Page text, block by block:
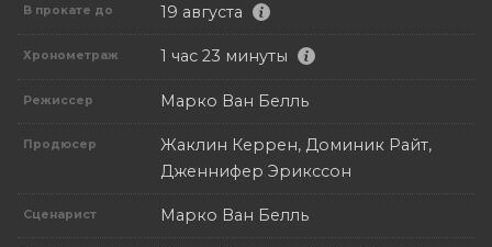
В прокате до 19 августа
Хронометраж 1 час 23 минуты
Режиссер Марко Ван Белль
Продюсер
Жаклин Керрен, Доминик Райт,
Дженнифер Эрикссон
Сценарист Марко Ван Белль